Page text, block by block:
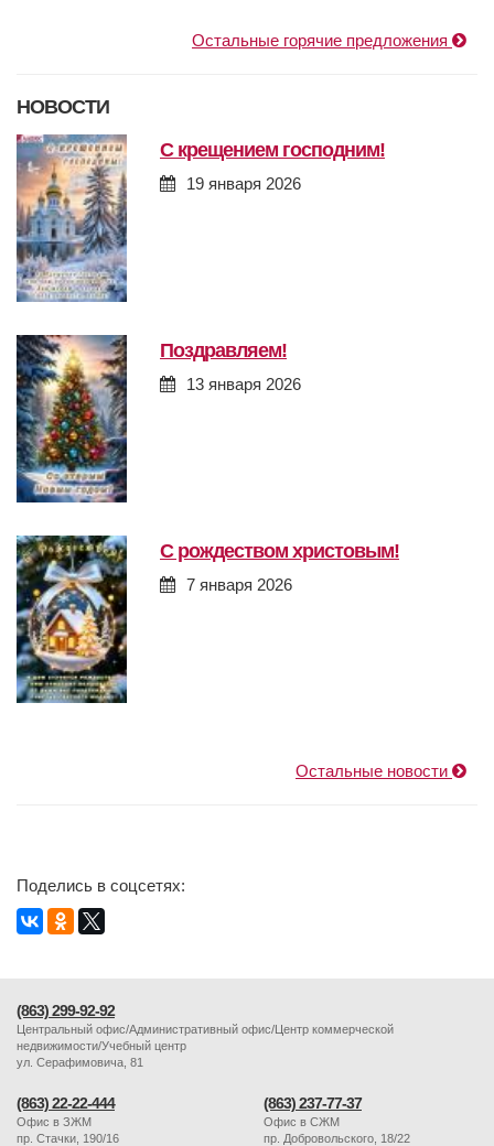
Остальные горячие предложения
НОВОСТИ
с крещением господним!
19 января 2026
поздравляем!
13 января 2026
с рождеством христовым!
7 января 2026
Остальные новости
Поделись в соцсетях:
(863) 299-92-92
Центральный офис/Административный офис/Центр коммерческой
недвижимости/Учебный центр
ул. Серафимовича, 81
(863) 22-22-444
Офис в ЗЖМ
пр. Стачки, 190/16
(863) 237-77-37
Офис в СЖМ
пр. Добровольского, 18/22